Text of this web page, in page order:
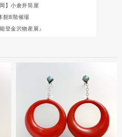
岡】小倉井筒屋
館8階催場
登金沢物産展』